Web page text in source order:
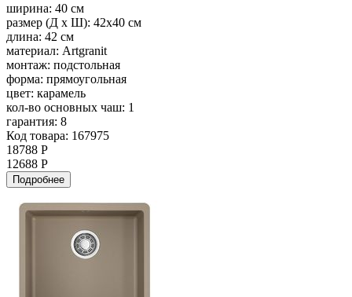
ширина: 40 см
размер (Д х Ш): 42x40 см
длина: 42 см
материал: Artgranit
монтаж: подстольная
форма: прямоугольная
цвет: карамель
кол-во основных чаш: 1
гарантия: 8
Код товара: 167975
18788 Р
12688 Р
Подробнее